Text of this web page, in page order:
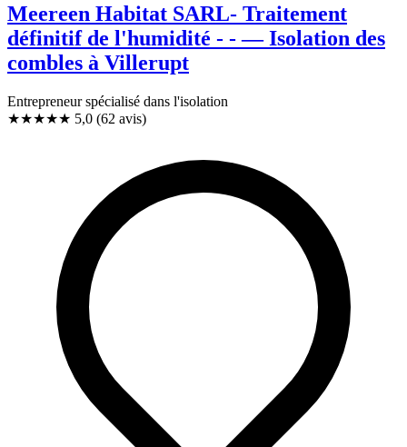
Meereen Habitat SARL- Traitement
définitif de l'humidité - - — Isolation des
combles à Villerupt
Entrepreneur spécialisé dans l'isolation
★★★★★ 5,0 (62 avis)